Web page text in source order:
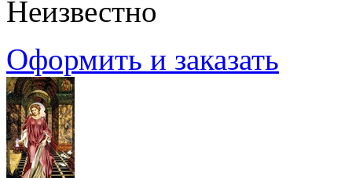
Неизвестно
Оформить и заказать